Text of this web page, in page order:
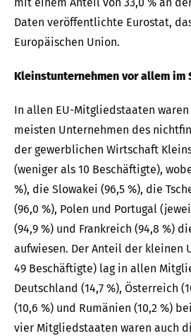
mit einem Anteil von 33,0 % an
Daten veröffentlichte Eurostat,
Europäischen Union.
Kleinstunternehmen vor allem im
In allen EU-Mitgliedstaaten
meisten Unternehmen des
der gewerblichen Wirtschaft
(weniger als 10 Beschäftigte),
%), die Slowakei (96,5 %), die
(96,0 %), Polen und Portugal
(94,9 %) und Frankreich (94,8 %)
aufwiesen. Der Anteil der kleinen
49 Beschäftigte) lag in allen
Deutschland (14,7 %), Österreich
(10,6 %) und Rumänien (10,2 %)
vier Mitgliedstaaten waren auch